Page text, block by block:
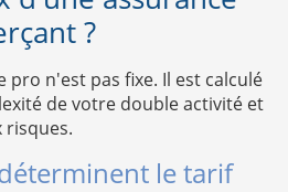
?
pro n'est pas fixe. Il est calculé
de votre double activité et
risques.
le tarif